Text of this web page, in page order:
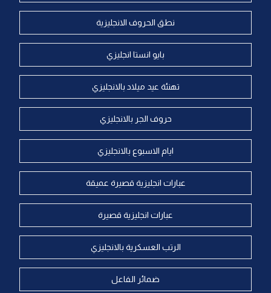
نطق الحروف الانجليزية
بايو انستا انجليزي
تهنئة عيد ميلاد بالانجليزي
حروف الجر بالانجليزي
ايام الاسبوع بالانجليزي
عبارات انجليزية قصيرة عميقة
عبارات انجليزية قصيرة
الرتب العسكرية بالانجليزي
ضمائر الفاعل